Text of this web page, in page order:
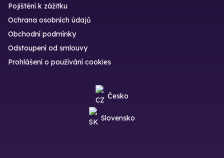
Pojištění k zážitku
Ochrana osobních údajů
Obchodní podmínky
Odstoupení od smlouvy
Prohlášení o používání cookies
Česko
Slovensko